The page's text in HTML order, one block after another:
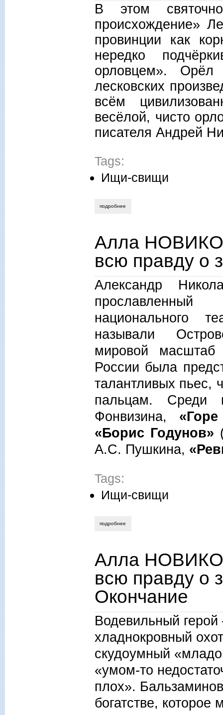
В этом
происхождение»
провинции как
нередко
орловцем». Орёл
лесковских
всём
весёлой, чисто
писателя Андрей
Tags:
Ищи-свищи
подробнее
Алла
всю правду о
Александр
прославленный
национального
называли
мировой
России была
талантливых пьес,
пальцам.
Фонвизина,
«Борис Годунов»
А.С. Пушкина,
Tags:
Ищи-свищи
подробнее
Алла
всю правду о
Окончание
Водевильный
хладнокровный
скудоумный «м
«умом-то
плох».
богатстве, которое